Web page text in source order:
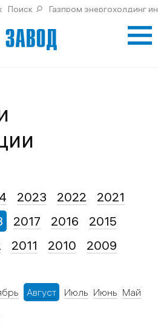
Поиск Газпром энергохолдинг
2023 2022
2021
Август Июль Июнь Май
2017 2016
2015
2011 2010
2009